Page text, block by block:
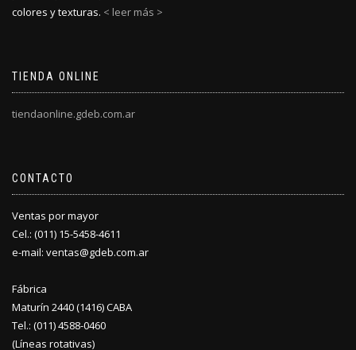
colores y texturas. < leer más >
TIENDA ONLINE
tiendaonline.gdeb.com.ar
CONTACTO
Ventas por mayor
Cel.: (011) 15-5458-4611
e-mail: ventas@gdeb.com.ar
Fábrica
Maturín 2440 (1416) CABA
Tel.: (011) 4588-0460
(Líneas rotativas)